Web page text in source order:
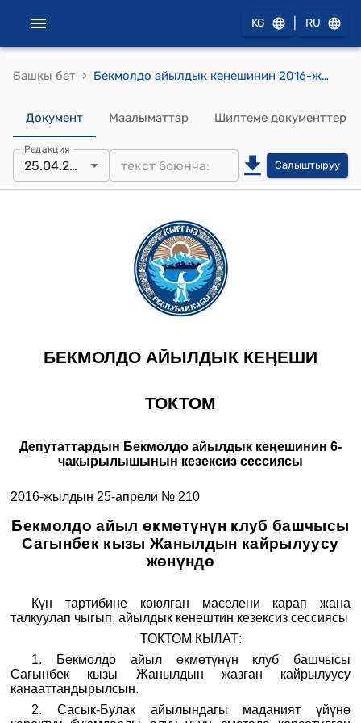
KG RU
Башкы бет › Бекмолдо айылдык кеңешинин 2016-жылдын 25-апрелиндеги № 210 "Бекмолдо айыл өкмөтүнүн клуб башчысы Сагынбек кызы Жанылдын кайрылуусу жөнүндө" токтому
Документ Маалыматтар Шилтеме документтер
Редакция
25.04.2016 Салыштыруу